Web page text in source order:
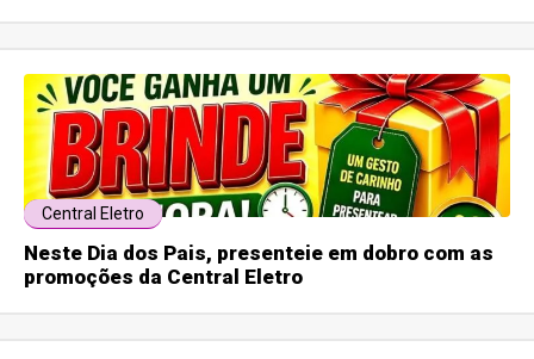
Central Eletro
Neste Dia dos Pais, presenteie em dobro com as
promoções da Central Eletro